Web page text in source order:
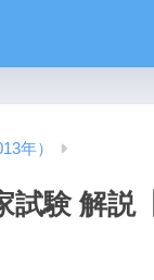
年）
験 解説